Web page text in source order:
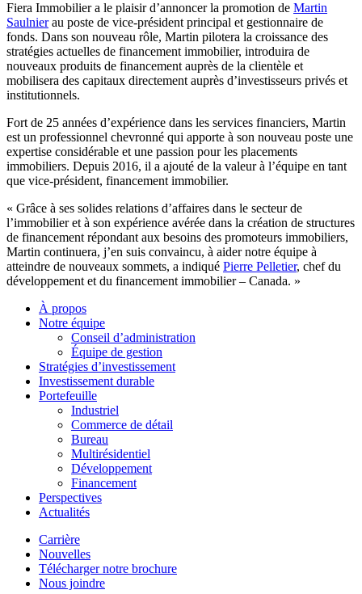
Fiera Immobilier a le plaisir d’annoncer la promotion de Martin
Saulnierau poste de vice-président principal et gestionnaire de
fonds. Dans son nouveau rôle, Martin pilotera la croissance des
stratégies actuelles de financement immobilier, introduira de
nouveaux produits de financement auprès de la clientèle et
mobilisera des capitaux directement auprès d’investisseurs privés et
institutionnels.
Fort de 25 années d’expérience dans les services financiers, Martin
est un professionnel chevronné qui apporte à son nouveau poste une
expertise considérable et une passion pour les placements
immobiliers. Depuis 2016, il a ajouté de la valeur à l’équipe en tant
que vice-président, financement immobilier.
« Grâce à ses solides relations d’affaires dans le secteur de
l’immobilier et à son expérience avérée dans la création de structures
de financement répondant aux besoins des promoteurs immobiliers,
Martin continuera, j’en suis convaincu, à aider notre équipe à
atteindre de nouveaux sommets, a indiqué Pierre Pelletier, chef du
développement et du financement immobilier – Canada. »
À propos
Notre équipe
Conseil d’administration
Équipe de gestion
Stratégies d’investissement
Investissement durable
Portefeuille
Industriel
Commerce de détail
Bureau
Multirésidentiel
Développement
Financement
Perspectives
Actualités
Carrière
Nouvelles
Télécharger notre brochure
Nous joindre